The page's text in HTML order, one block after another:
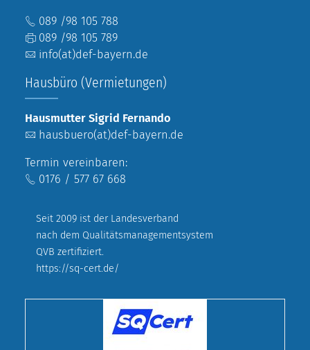
089 /98 105 788
089 /98 105 789
info(at)def-bayern.de
Hausbüro (Vermietungen)
Hausmutter Sigrid Fernando
hausbuero(at)def-bayern.de
Termin vereinbaren:
0176 / 577 67 668
Seit 2009 ist der Landesverband
nach dem Qualitätsmanagementsystem
QVB zertifiziert.
https://sq-cert.de/